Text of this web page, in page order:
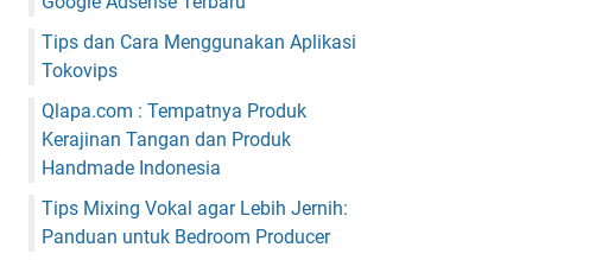
Tips dan Cara Menggunakan Aplikasi
Tokovips
Qlapa.com : Tempatnya Produk
Kerajinan Tangan dan Produk
Handmade Indonesia
Tips Mixing Vokal agar Lebih Jernih:
Panduan untuk Bedroom Producer